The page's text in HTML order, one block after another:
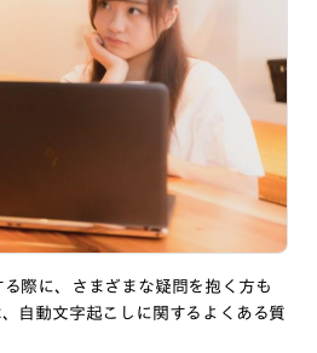
際に、さまざまな疑問を抱く方も
自動文字起こしに関するよくある質